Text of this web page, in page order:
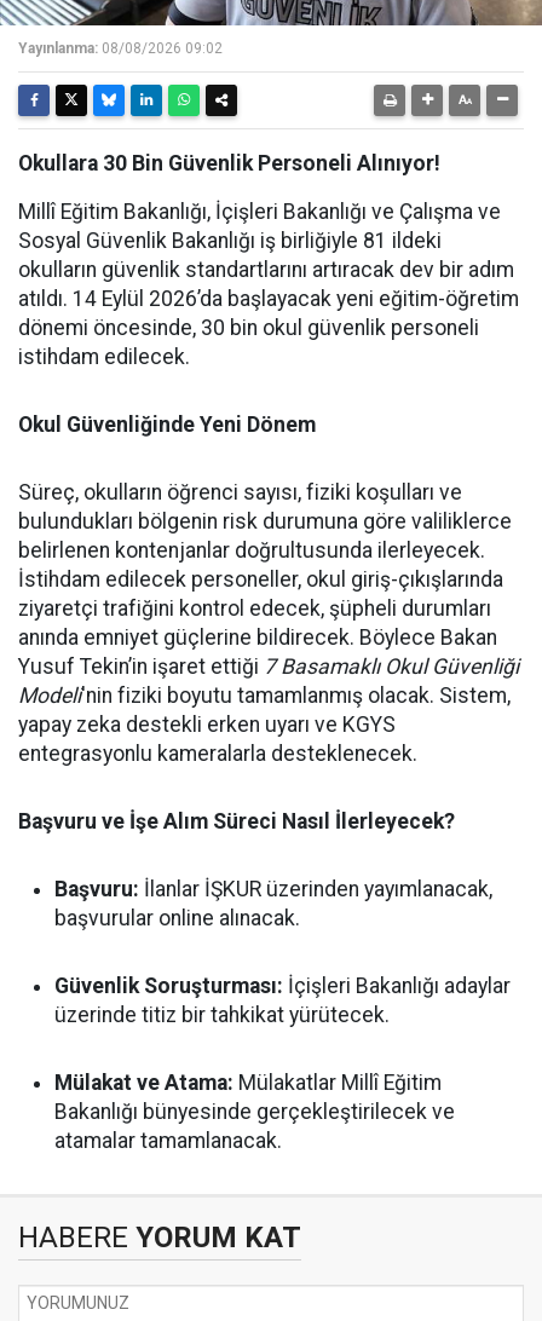
Yayınlanma: 08/08/2026 09:02
Okullara 30 Bin Güvenlik Personeli Alınıyor!
Millî Eğitim Bakanlığı, İçişleri Bakanlığı ve Çalışma ve
Sosyal Güvenlik Bakanlığı iş birliğiyle 81 ildeki
okulların güvenlik standartlarını artıracak dev bir adım
atıldı. 14 Eylül 2026’da başlayacak yeni eğitim-öğretim
dönemi öncesinde, 30 bin okul güvenlik personeli
istihdam edilecek.
Okul Güvenliğinde Yeni Dönem
Süreç, okulların öğrenci sayısı, fiziki koşulları ve
bulundukları bölgenin risk durumuna göre valiliklerce
belirlenen kontenjanlar doğrultusunda ilerleyecek.
İstihdam edilecek personeller, okul giriş-çıkışlarında
ziyaretçi trafiğini kontrol edecek, şüpheli durumları
anında emniyet güçlerine bildirecek. Böylece Bakan
Yusuf Tekin’in işaret ettiği 7 Basamaklı Okul Güvenliği
Modeli'nin fiziki boyutu tamamlanmış olacak. Sistem,
yapay zeka destekli erken uyarı ve KGYS
entegrasyonlu kameralarla desteklenecek.
Başvuru ve İşe Alım Süreci Nasıl İlerleyecek?
Başvuru: İlanlar İŞKUR üzerinden yayımlanacak,
başvurular online alınacak.
Güvenlik Soruşturması: İçişleri Bakanlığı adaylar
üzerinde titiz bir tahkikat yürütecek.
Mülakat ve Atama: Mülakatlar Millî Eğitim
Bakanlığı bünyesinde gerçekleştirilecek ve
atamalar tamamlanacak.
HABERE YORUM KAT